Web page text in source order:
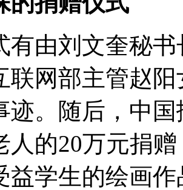
有由刘文奎秘
联网部主管赵
迹。随后，中
人的20万元捐
益学生的绘画